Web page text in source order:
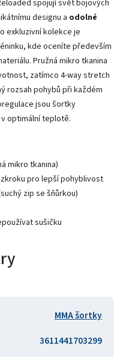
spojují svět bojových
designu a odolné
exkluzivní kolekce je
kde oceníte především
Pružná mikro tkanina
zatímco 4-way stretch
rozsah pohybů při každém
jsou šortky
optimální teplotě.
mikro tkanina)
pro lepší pohyblivost
zip se šňůrkou)
sušičku
MMA šortky
3611441703299